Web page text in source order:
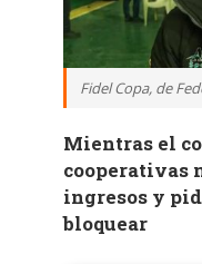
Fidel Copa, de
Mientras el
cooperativas
ingresos y
bloquear